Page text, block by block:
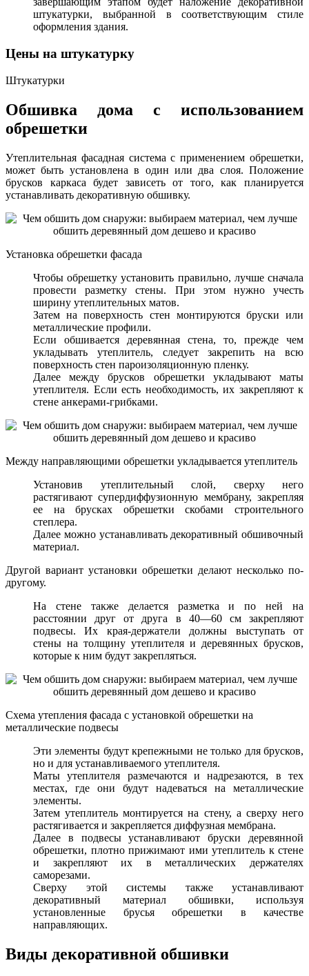
штукатурки, выбранной в соответствующим стиле
оформления здания.
Цены на штукатурку
Штукатурки
Обшивка дома с использованием
обрешетки
Утеплительная фасадная система с применением обрешетки,
может быть установлена в один или два слоя. Положение
брусков каркаса будет зависеть от того, как планируется
устанавливать декоративную обшивку.
Установка обрешетки фасада
Чтобы обрешетку установить правильно, лучше сначала
провести разметку стены. При этом нужно учесть
ширину утеплительных матов.
Затем на поверхность стен монтируются бруски или
металлические профили.
Если обшивается деревянная стена, то, прежде чем
укладывать утеплитель, следует закрепить на всю
поверхность стен пароизоляционную пленку.
Далее между брусков обрешетки укладывают маты
утеплителя. Если есть необходимость, их закрепляют к
стене анкерами-грибками.
Между направляющими обрешетки укладывается утеплитель
Установив утеплительный слой, сверху него
растягивают супердиффузионную мембрану, закрепляя
ее на брусках обрешетки скобами строительного
степлера.
Далее можно устанавливать декоративный обшивочный
материал.
Другой вариант установки обрешетки делают несколько по-
другому.
На стене также делается разметка и по ней на
расстоянии друг от друга в 40—60 см закрепляют
подвесы. Их края-держатели должны выступать от
стены на толщину утеплителя и деревянных брусков,
которые к ним будут закрепляться.
Схема утепления фасада с установкой обрешетки на
металлические подвесы
Эти элементы будут крепежными не только для брусков,
но и для устанавливаемого утеплителя.
Маты утеплителя размечаются и надрезаются, в тех
местах, где они будут надеваться на металлические
элементы.
Затем утеплитель монтируется на стену, а сверху него
растягивается и закрепляется диффузная мембрана.
Далее в подвесы устанавливают бруски деревянной
обрешетки, плотно прижимают ими утеплитель к стене
и закрепляют их в металлических держателях
саморезами.
Сверху этой системы также устанавливают
декоративный материал обшивки, используя
установленные брусья обрешетки в качестве
направляющих.
Виды декоративной обшивки